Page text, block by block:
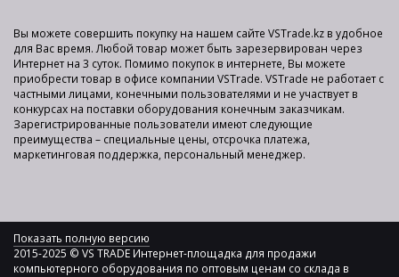
Вы можете совершить покупку на нашем сайте VSTrade.kz в удобное
для Вас время. Любой товар может быть зарезервирован через
Интернет на 3 суток. Помимо покупок в интернете, Вы можете
приобрести товар в офисе компании VSTrade. VSTrade не работает с
частными лицами, конечными пользователями и не участвует в
конкурсах на поставки оборудования конечным заказчикам.
Зарегистрированные пользователи имеют следующие
преимущества – специальные цены, отсрочка платежа,
маркетинговая поддержка, персональный менеджер.
Показать полную версию
2015-2025 © VS TRADE Интернет-площадка для продажи
компьютерного оборудования по оптовым ценам со склада в